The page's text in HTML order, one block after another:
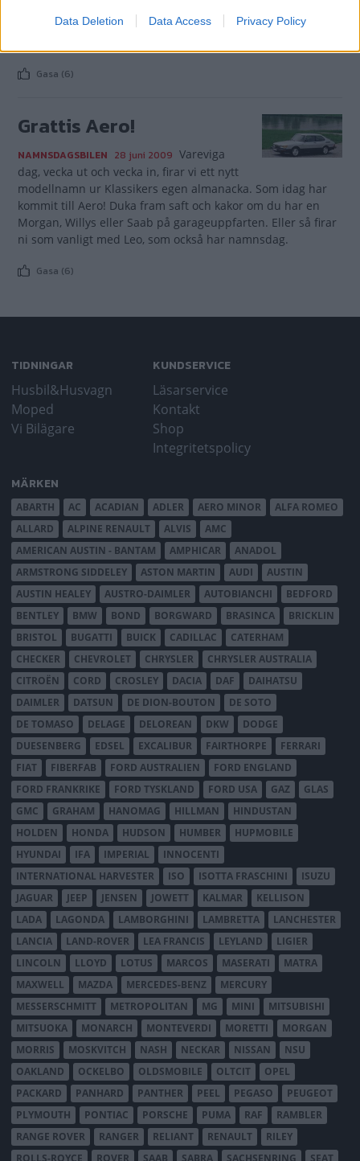
Data Deletion Data Access Privacy Policy
namnsdag. Idag när Malte gratuleras hurrar vi också för
Gasa (6)
Grattis Aero!
NAMNSDAGSBILEN 28 juni 2009 Vareviga
dag, vecka ut och vecka in, firar vi ett nytt
modellnamn ur Klassikers egen almanacka. Som idag har
kommit till Aero! Duka fram saft och kakor om du har en
Morgan, Willys eller Saab på garageuppfarten. Eller så firar
ni som vanligt med Leo, som också har namnsdag.
Gasa (6)
TIDNINGAR
Husbil&Husvagn
Moped
Vi Bilägare
KUNDSERVICE
Läsarservice
Kontakt
Shop
Integritetspolicy
MÄRKEN
ABARTH AC ACADIAN ADLER AERO MINOR
ALFA ROMEO
ALLARD
ALPINE RENAULT ALVIS
AMC
AMERICAN AUSTIN - BANTAM
AMPHICAR
ANADOL
ARMSTRONG SIDDELEY
ASTON MARTIN AUDI
AUSTIN
AUSTIN HEALEY
AUSTRO-DAIMLER AUTOBIANCHI
BEDFORD
BENTLEY
BMW BOND BORGWARD BRASINCA
BRICKLIN
BRISTOL
BUGATTI BUICK CADILLAC
CATERHAM
CHECKER
CHEVROLET CHRYSLER
CHRYSLER AUSTRALIA
CITROËN
CORD CROSLEY DACIA DAF
DAIHATSU
DAIMLER
DATSUN DE DION-BOUTON
DE SOTO
DE TOMASO
DELAGE DELOREAN DKW
DODGE
DUESENBERG
EDSEL EXCALIBUR FAIRTHORPE
FERRARI
FIAT
FIBERFAB FORD AUSTRALIEN
FORD ENGLAND
FORD FRANKRIKE
FORD TYSKLAND FORD USA GAZ
GLAS
GMC
GRAHAM HANOMAG HILLMAN
HINDUSTAN
HOLDEN
HONDA HUDSON HUMBER
HUPMOBILE
HYUNDAI
IFA IMPERIAL
INNOCENTI
INTERNATIONAL HARVESTER
ISO ISOTTA FRASCHINI
ISUZU
JAGUAR
JEEP JENSEN JOWETT KALMAR
KELLISON
LADA
LAGONDA LAMBORGHINI LAMBRETTA
LANCHESTER
LANCIA
LAND-ROVER LEA FRANCIS LEYLAND
LIGIER
LINCOLN
LLOYD LOTUS MARCOS MASERATI
MATRA
MAXWELL
MAZDA MERCEDES-BENZ
MERCURY
MESSERSCHMITT
METROPOLITAN MG MINI
MITSUBISHI
MITSUOKA
MONARCH MONTEVERDI MORETTI
MORGAN
MORRIS
MOSKVITCH NASH NECKAR NISSAN
NSU
OAKLAND
OCKELBO OLDSMOBILE OLTCIT
OPEL
PACKARD
PANHARD PANTHER PEEL PEGASO
PEUGEOT
PLYMOUTH
PONTIAC PORSCHE PUMA RAF
RAMBLER
RANGE ROVER
RANGER RELIANT RENAULT
RILEY
ROLLS-ROYCE
ROVER SAAB SABRA SACHSENRING SEAT